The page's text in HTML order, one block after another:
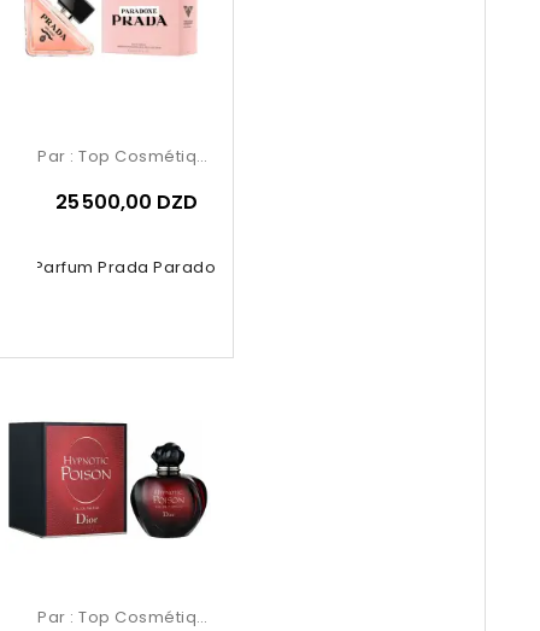
De Parfum Prada Paradoxe 90ml
Par : Top Cosmétiques
25 500,00 DZD
Par : Top Cosmétiques